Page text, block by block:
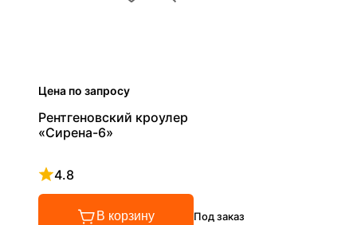
Цена по запросу
Рентгеновский кроулер
«Сирена-6»
4.8
Рейтинг 4.8 из 5
В корзину Под заказ